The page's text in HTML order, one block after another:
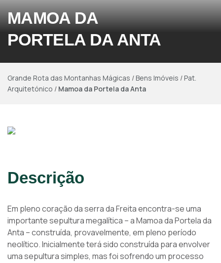
MAMOA DA
PORTELA DA ANTA
Grande Rota das Montanhas Mágicas /Bens Imóveis /Pat.
Arquitetónico / Mamoa da Portela da Anta
Descrição
Em pleno coração da serra da Freita encontra-se uma
importante sepultura megalítica – a Mamoa da Portela da
Anta – construída, provavelmente, em pleno período
neolítico. Inicialmente terá sido construída para envolver
uma sepultura simples, mas foi sofrendo um processo